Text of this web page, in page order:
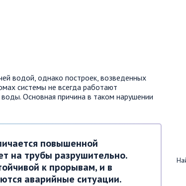
водой, однако построек, возведенных
системы не всегда работают
Основная причина в таком нарушении
повышенной
на трубы разрушительно.
к прорывам, и в
аварийные ситуации.